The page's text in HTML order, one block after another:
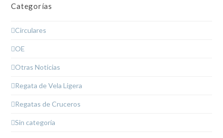
Categorías
Circulares
OE
Otras Noticias
Regata de Vela Ligera
Regatas de Cruceros
Sin categoría